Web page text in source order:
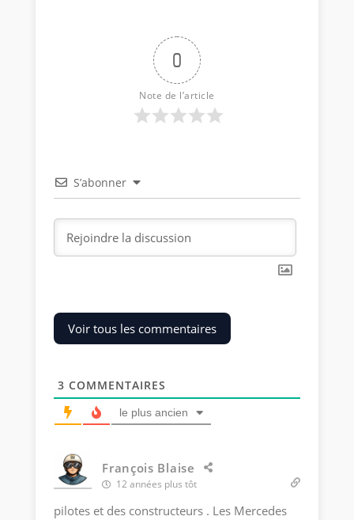
0
Note de l’article
S’abonner
Voir tous les commentaires
3 COMMENTAIRES
le plus ancien
François Blaise
12 années plus tôt
pilotes et des constructeurs . Les Mercedes